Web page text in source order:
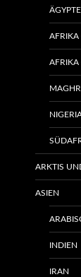
AFRIKA
AFRIKA
ARKTIS
ASIEN
INDIEN
IRAN